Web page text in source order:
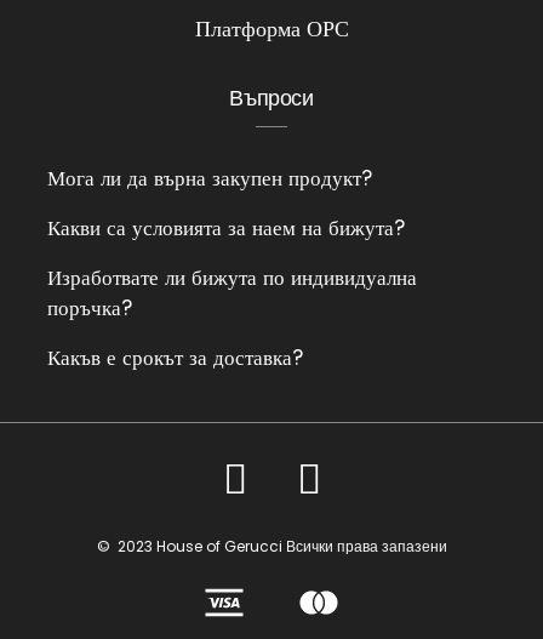
Платформа ОРС
Въпроси
Мога ли да върна закупен продукт?
Какви са условията за наем на бижута?
Изработвате ли бижута по индивидуална
поръчка?
Какъв е срокът за доставка?
© 2023 House of Gerucci Всички права запазени